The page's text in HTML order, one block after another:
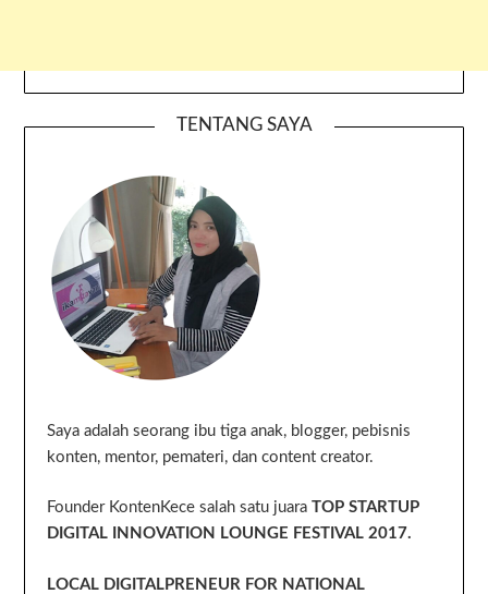
TENTANG SAYA
Saya adalah seorang ibu tiga anak, blogger, pebisnis
konten, mentor, pemateri, dan content creator.
Founder KontenKece salah satu juaraTOP STARTUP
DIGITAL INNOVATION LOUNGE FESTIVAL 2017.
LOCAL DIGITALPRENEUR FOR NATIONAL